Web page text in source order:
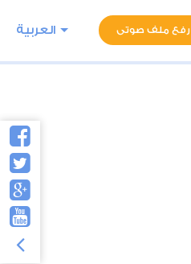
رفع ملف صوتى العربية